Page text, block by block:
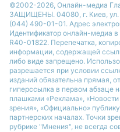
©2002-2026, Онлайн-медиа
ЗАЩИЩЕНЫ. 04080, г. Киев, ул.
(044) 490-01-01. Адрес
Идентификатор онлайн-медиа
R40-01822. Перепечатка,
информации, содержащей
либо виде запрещено.
разрешается при условии
изданий обязательна прямая,
гиперссылка в первом абзаце
плашками «Реклама», «Новости
зрения», «Официально»
партнерских началах. Точки
рубрике "Мнения", не всегда